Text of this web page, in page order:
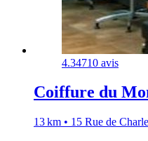
4.34710 avis
Coiffure du
13 km • 15 Rue de